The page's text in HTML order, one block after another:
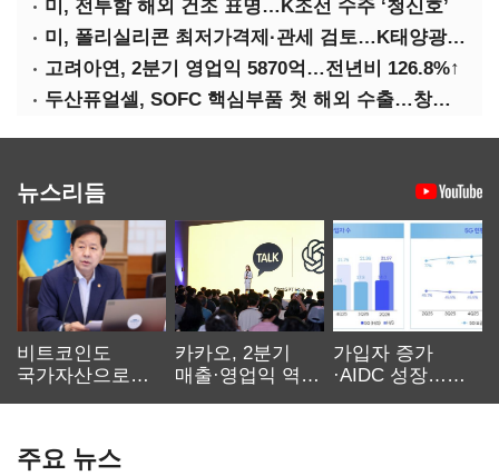
미, 전투함 해외 건조 표명…K조선 수주 ‘청신호’
미, 폴리실리콘 최저가격제·관세 검토…K태양광 입지 확대 기대
고려아연, 2분기 영업익 5870억…전년비 126.8%↑
두산퓨얼셀, SOFC 핵심부품 첫 해외 수출…창사 이래 최대 규모
뉴스리듬
비트코인도
국가자산으로…'
카카오, 2분기
매출·영업익 역대
가입자 증가
·AIDC 성장…
주요 뉴스